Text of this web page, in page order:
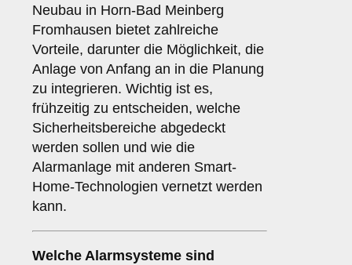
Neubau in Horn-Bad Meinberg
Fromhausen bietet zahlreiche
Vorteile, darunter die Möglichkeit, die
Anlage von Anfang an in die Planung
zu integrieren. Wichtig ist es,
frühzeitig zu entscheiden, welche
Sicherheitsbereiche abgedeckt
werden sollen und wie die
Alarmanlage mit anderen Smart-
Home-Technologien vernetzt werden
kann.
Welche Alarmsysteme sind